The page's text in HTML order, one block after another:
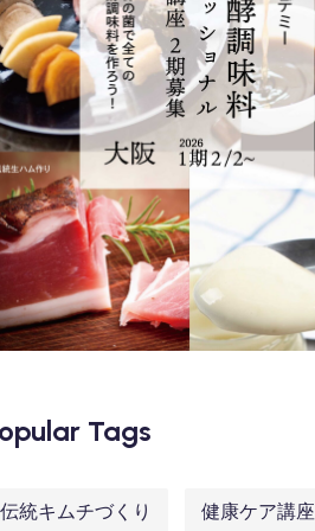
Tags
伝統キムチづくり 健康ケア講座